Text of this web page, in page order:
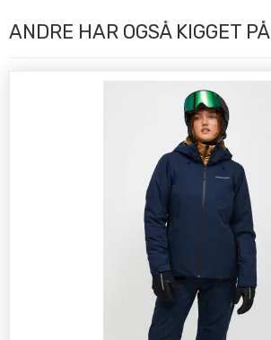
ANDRE HAR OGSÅ KIGGET PÅ